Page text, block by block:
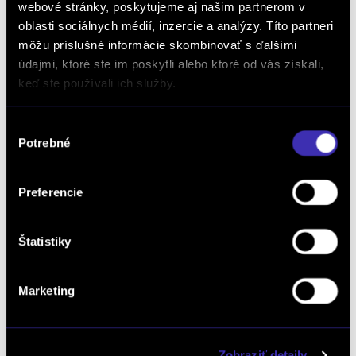
webové stránky, poskytujeme aj našim partnerom v
oblasti sociálnych médií, inzercie a analýzy. Títo partneri
môžu príslušné informácie skombinovať s ďalšími
údajmi, ktoré ste im poskytli alebo ktoré od vás získali,
keď ste používali ich služby.
súhlasu
Potrebné
Preferencie
Štatistiky
Marketing
/ 145 PS / Mild Hybrid (benzín/elektrika) / Partizánske
31 040 € s DPH -20%
24 950 €s DPH
20 285 € bez DPH